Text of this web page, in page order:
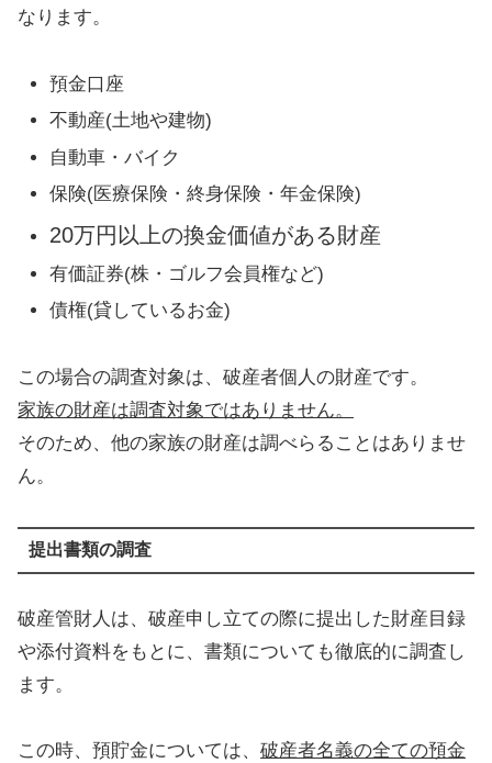
なります。
預金口座
不動産(土地や建物)
自動車・バイク
保険(医療保険・終身保険・年金保険)
20万円以上の換金価値がある財産
有価証券(株・ゴルフ会員権など)
債権(貸しているお金)
この場合の調査対象は、破産者個人の財産です。
家族の財産は調査対象ではありません。
そのため、他の家族の財産は調べらることはありませ
ん。
提出書類の調査
破産管財人は、破産申し立ての際に提出した財産目録
や添付資料をもとに、書類についても徹底的に調査し
ます。
この時、預貯金については、 破産者名義の全ての預金